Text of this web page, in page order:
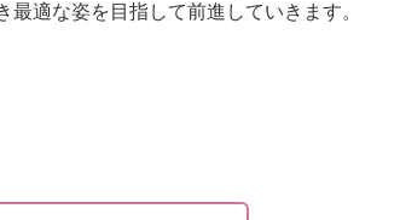
適な姿を目指して前進していきます。